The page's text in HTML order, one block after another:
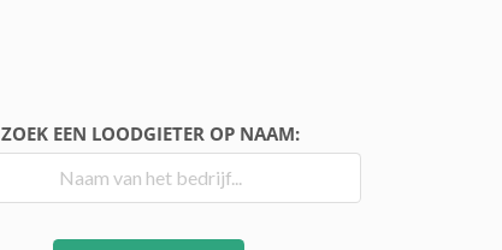
ZOEK EEN LOODGIETER OP NAAM: